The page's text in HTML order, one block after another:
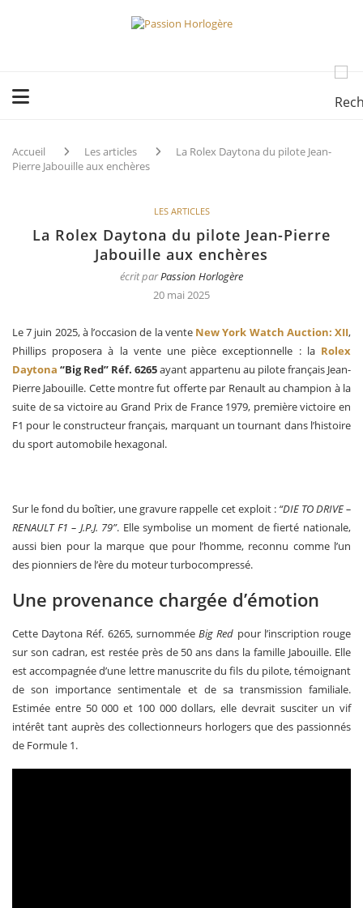
Accueil Les articles
La Rolex Daytona du pilote Jean-
Pierre Jabouille aux enchères
LES ARTICLES
La Rolex Daytona du pilote Jean-Pierre
Jabouille aux enchères
écrit parPassion Horlogère
20 mai 2025
Le 7 juin 2025, à l’occasion de la vente New York Watch Auction: XII,
Phillips proposera à la vente une pièce exceptionnelle : la Rolex
Daytona “Big Red” Réf. 6265ayant appartenu au pilote français Jean-
Pierre Jabouille. Cette montre fut offerte par Renault au champion à la
suite de sa victoire au Grand Prix de France 1979, première victoire en
F1 pour le constructeur français, marquant un tournant dans l’histoire
du sport automobile hexagonal.
Sur le fond du boîtier, une gravure rappelle cet exploit : “DIE TO DRIVE –
RENAULT F1 – J.P.J. 79”. Elle symbolise un moment de fierté nationale,
aussi bien pour la marque que pour l’homme, reconnu comme l’un
des pionniers de l’ère du moteur turbocompressé.
Une provenance chargée d’émotion
Cette Daytona Réf. 6265, surnomméeBig Red pour l’inscription rouge
sur son cadran, est restée près de 50 ans dans la famille Jabouille. Elle
est accompagnée d’une lettre manuscrite du fils du pilote, témoignant
de son importance sentimentale et de sa transmission familiale.
Estimée entre 50 000 et 100 000 dollars, elle devrait susciter un vif
intérêt tant auprès des collectionneurs horlogers que des passionnés
de Formule 1.